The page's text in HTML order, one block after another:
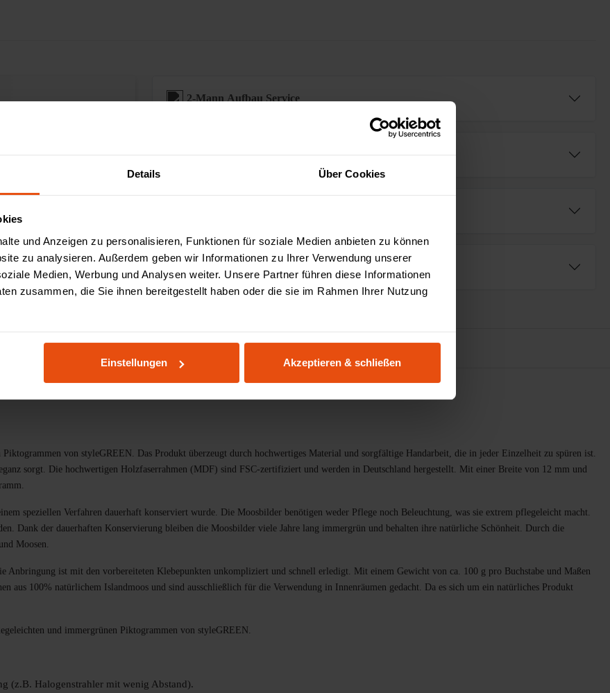
Details Über Cookies
und Anzeigen zu personalisieren, Funktionen für soziale Medien anbieten zu können
zu analysieren. Außerdem geben wir Informationen zu Ihrer Verwendung unserer
Medien, Werbung und Analysen weiter. Unsere Partner führen diese Informationen
zusammen, die Sie ihnen bereitgestellt haben oder die sie im Rahmen Ihrer Nutzung
Einstellungen Akzeptieren & schließen
2-Mann Aufbau Service
Sonderanfertigungen
von styleGREEN. Das Produkt überzeugt durch hochwertiges Material und sorgfältige Handarbeit, die in jeder Einzelheit zu spüren ist.
sorgt. Die hochwertigen Holzfaserrahmen (MDF) sind FSC-zertifiziert und werden in Deutschland hergestellt. Mit einer Breite von 12 mm und
speziellen Verfahren dauerhaft konserviert wurde. Die Moosbilder benötigen weder Pflege noch Beleuchtung, was sie extrem pflegeleicht macht.
Dank der dauerhaften Konservierung bleiben die Moosbilder viele Jahre lang immergrün und behalten ihre natürliche Schönheit. Durch die
Moosen.
ist mit den vorbereiteten Klebepunkten unkompliziert und schnell erledigt. Mit einem Gewicht von ca. 100 g pro Buchstabe und Maßen
aus 100% natürlichem Islandmoos und sind ausschließlich für die Verwendung in Innenräumen gedacht. Da es sich um ein natürliches Produkt
und immergrünen Piktogrammen von styleGREEN.
(z.B. Halogenstrahler mit wenig Abstand).